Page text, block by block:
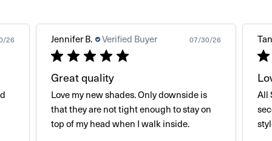
26 Jennifer B. Verified Buyer 07/30/26
Great quality
Love my new shades. Only downside is
that they are not tight enough to stay on
top of my head when I walk inside.
All